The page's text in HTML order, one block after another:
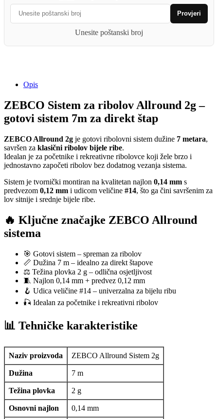
quantity
Provjeri
Unesite poštanski broj
Opis
ZEBCO Sistem za ribolov Allround 2g –
gotovi sistem 7m za direkt štap
ZEBCO Allround 2g je gotovi ribolovni sistem dužine 7 metara,
savršen za klasični ribolov bijele ribe.
Idealan je za početnike i rekreativne ribolovce koji žele brzo i
jednostavno započeti ribolov bez dodatnog vezanja sistema.
Sistem je tvornički montiran na kvalitetan najlon 0,14 mm s
predvezom 0,12 mm i udicom veličine #14, što ga čini savršenim za
lov sitnije i srednje bijele ribe.
🔥 Ključne značajke ZEBCO Allround
sistema
🎯 Gotovi sistem – spreman za ribolov
📏 Dužina 7 m – idealno za direkt štapove
⚖️ Težina plovka 2 g – odlična osjetljivost
🧵 Najlon 0,14 mm + predvez 0,12 mm
🪝 Udica veličine #14 – univerzalna za bijelu ribu
🎣 Idealan za početnike i rekreativni ribolov
📊 Tehničke karakteristike
Naziv proizvoda ZEBCO Allround Sistem 2g
Dužina 7 m
Težina plovka 2 g
Osnovni najlon 0,14 mm